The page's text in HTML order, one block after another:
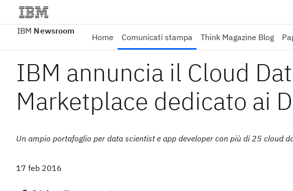
IBM Newsroom
Home Comunicati stampa Think Magazine Blog
IBM annuncia il Cloud
Marketplace dedicato ai
Un ampio portafoglio per data scientist e app developer con più di 25 cloud
17 feb 2016